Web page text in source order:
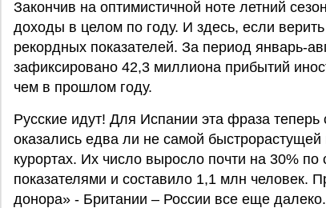
Закончив на оптимистичной ноте летний
доходы в целом по году. И здесь, если
рекордных показателей. За период январь-
зафиксировано 42,3 миллиона прибытий
чем в прошлом году.
Русские идут! Для Испании эта фраза
оказались едва ли не самой
курортах. Их число выросло почти на 30%
показателями и составило 1,1 млн человек.
донора» - Британии – России все еще